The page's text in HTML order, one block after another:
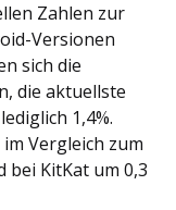
Zahlen zur
Versionen
sich die
die aktuellste
1,4%.
Vergleich zum
bei KitKat um 0,3